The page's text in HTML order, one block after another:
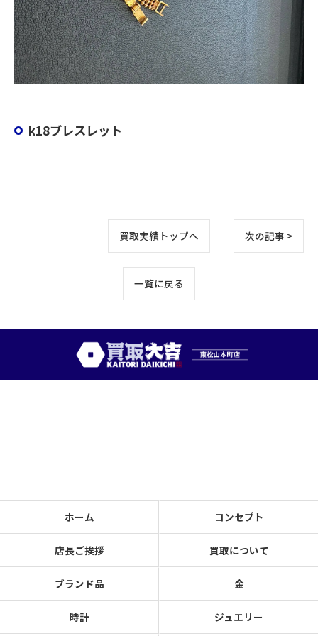
k18ブレスレット
買取実績トップへ 次の記事 >
一覧に戻る
ホーム コンセプト
店長ご挨拶 買取について
ブランド品 金
時計 ジュエリー